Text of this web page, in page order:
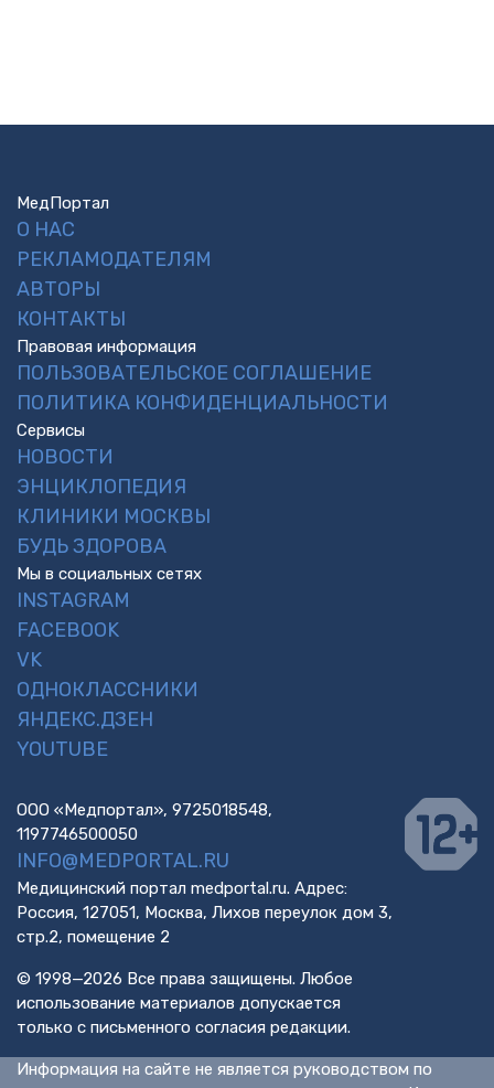
МедПортал
О НАС
РЕКЛАМОДАТЕЛЯМ
АВТОРЫ
КОНТАКТЫ
Правовая информация
ПОЛЬЗОВАТЕЛЬСКОЕ СОГЛАШЕНИЕ
ПОЛИТИКА КОНФИДЕНЦИАЛЬНОСТИ
Сервисы
НОВОСТИ
ЭНЦИКЛОПЕДИЯ
КЛИНИКИ МОСКВЫ
БУДЬ ЗДОРОВА
Мы в социальных сетях
INSTAGRAM
FACEBOOK
VK
ОДНОКЛАССНИКИ
ЯНДЕКС.ДЗЕН
YOUTUBE
ООО «Медпортал», 9725018548,
1197746500050
INFO@MEDPORTAL.RU
Медицинский портал medportal.ru. Адрес:
Россия, 127051, Москва, Лихов переулок дом 3,
стр.2, помещение 2
© 1998—2026 Все права защищены. Любое
использование материалов допускается
только с письменного согласия редакции.
Информация на сайте не является руководством по